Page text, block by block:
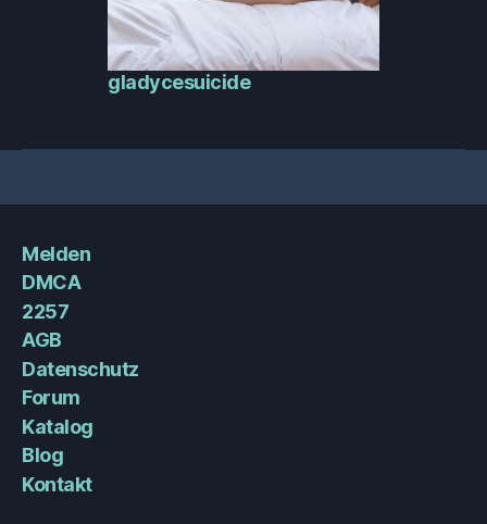
gladycesuicide
Melden
DMCA
2257
AGB
Datenschutz
Forum
Katalog
Blog
Kontakt